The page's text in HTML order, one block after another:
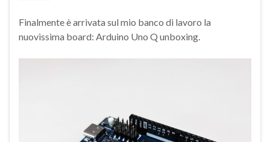
Finalmente è arrivata sul mio banco di lavoro la
nuovissima board: Arduino Uno Q unboxing.